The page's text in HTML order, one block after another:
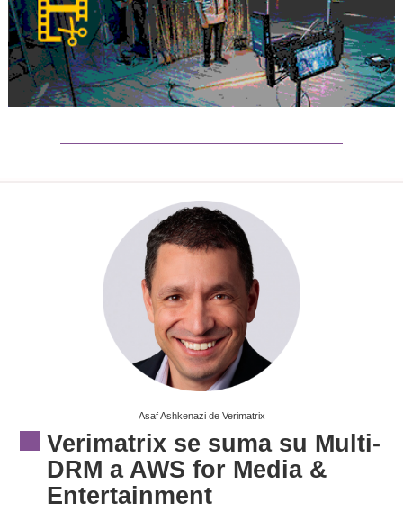
Asaf Ashkenazi de Verimatrix
Verimatrix se suma su Multi-
DRM a AWS for Media &
Entertainment